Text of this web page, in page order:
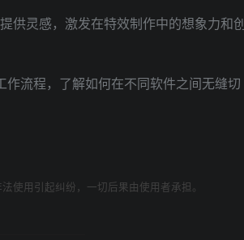
供灵感，激发在特效制作中的想象力和
流程，了解如何在不同软件之间无缝切
使用引起纠纷，一切后果由使用者承担。